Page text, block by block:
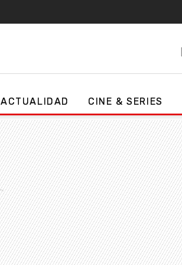
ACTUALIDAD CINE & SERIES